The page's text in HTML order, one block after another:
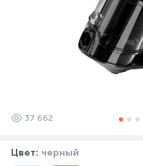
37 662
Цвет: черный